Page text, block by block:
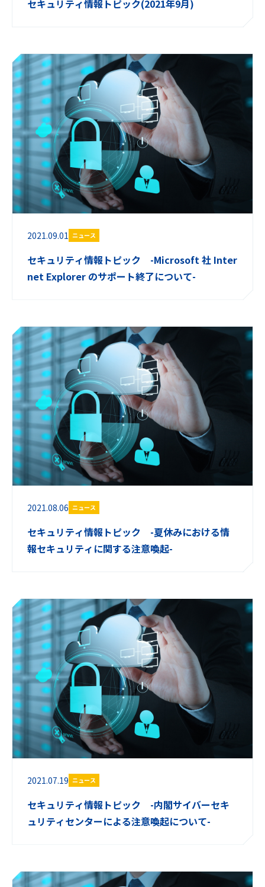
セキュリティ情報トピック(2021年9月)
2021.09.01 ニュース
セキュリティ情報トピック -Microsoft 社 Inter
net Explorer のサポート終了について-
2021.08.06 ニュース
セキュリティ情報トピック -夏休みにおける情
報セキュリティに関する注意喚起-
2021.07.19 ニュース
セキュリティ情報トピック -内閣サイバーセキ
ュリティセンターによる注意喚起について-